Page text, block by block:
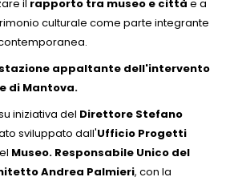
il rapporto tra museo e città e a
culturale come parte integrante
appaltante dell'intervento
di Mantova.
iniziativa del Direttore Stefano
sviluppato dall'Ufficio Progetti
Museo. Responsabile Unico del
Andrea Palmieri, con la